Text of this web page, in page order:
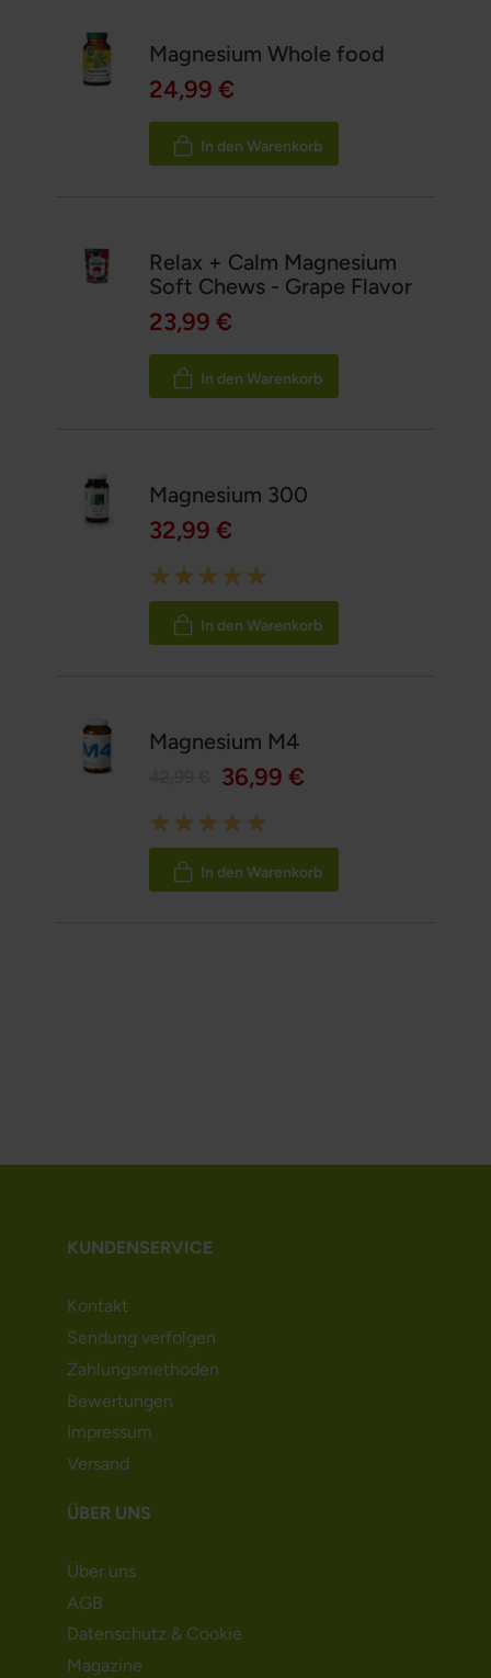
Magnesium Whole food
24,99 €
In den Warenkorb
Relax + Calm Magnesium
Soft Chews - Grape Flavor
23,99 €
In den Warenkorb
Magnesium 300
32,99 €
Rating:
100%
In den Warenkorb
Magnesium M4
36,99 €
Rating:
100%
In den Warenkorb
KUNDENSERVICE
Kontakt
Sendung verfolgen
Zahlungsmethoden
Bewertungen
Impressum
Versand
ÜBER UNS
Über uns
AGB
Datenschutz & Cookie
Magazine